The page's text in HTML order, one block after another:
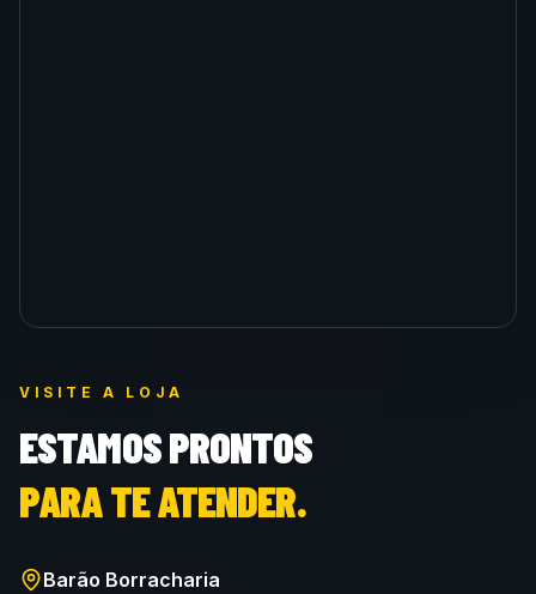
VISITE A LOJA
ESTAMOS PRONTOS
PARA TE ATENDER.
Barão Borracharia